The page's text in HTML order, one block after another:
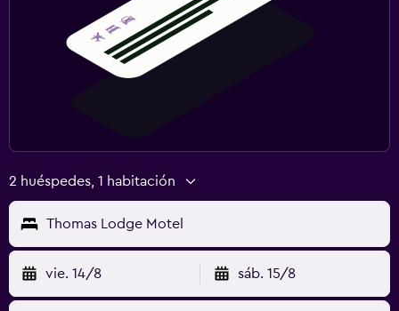
2 huéspedes, 1 habitación
Thomas Lodge Motel
vie. 14/8 sáb. 15/8